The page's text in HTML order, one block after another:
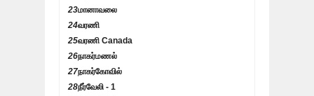
23மானாவலை
24வரணி
25வரணி Canada
26நாகர்மணல்
27நாகர்கோவில்
28நீர்வேலி - 1